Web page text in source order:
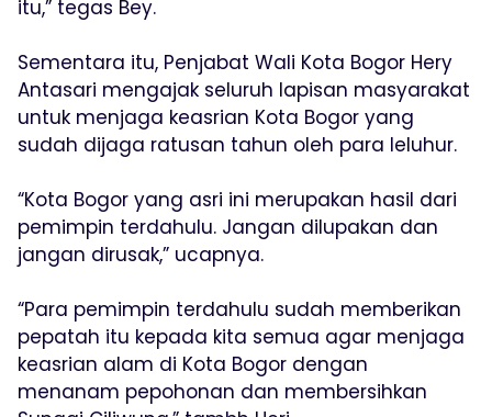
itu,” tegas Bey.
Sementara itu, Penjabat Wali Kota Bogor Hery
Antasari mengajak seluruh lapisan masyarakat
untuk menjaga keasrian Kota Bogor yang
sudah dijaga ratusan tahun oleh para leluhur.
“Kota Bogor yang asri ini merupakan hasil dari
pemimpin terdahulu. Jangan dilupakan dan
jangan dirusak,” ucapnya.
“Para pemimpin terdahulu sudah memberikan
pepatah itu kepada kita semua agar menjaga
keasrian alam di Kota Bogor dengan
menanam pepohonan dan membersihkan